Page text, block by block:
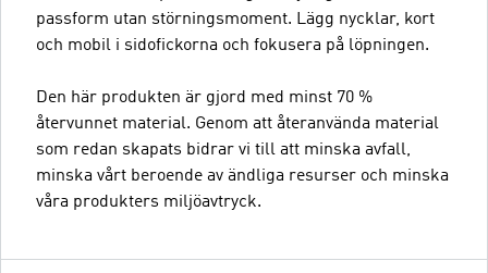
passform utan störningsmoment. Lägg nycklar, kort
och mobil i sidofickorna och fokusera på löpningen.
Den här produkten är gjord med minst 70 %
återvunnet material. Genom att återanvända material
som redan skapats bidrar vi till att minska avfall,
minska vårt beroende av ändliga resurser och minska
våra produkters miljöavtryck.